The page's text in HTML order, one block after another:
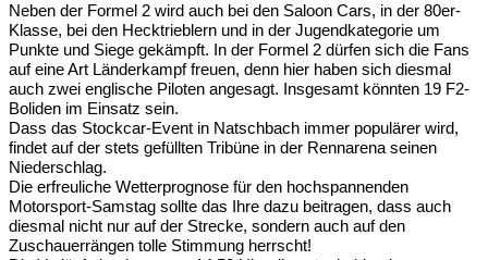
Neben der Formel 2 wird auch bei den Saloon Cars, in der 80er-
Klasse, bei den Hecktrieblern und in der Jugendkategorie um
Punkte und Siege gekämpft. In der Formel 2 dürfen sich die Fans
auf eine Art Länderkampf freuen, denn hier haben sich diesmal
auch zwei englische Piloten angesagt. Insgesamt könnten 19 F2-
Boliden im Einsatz sein.
Dass das Stockcar-Event in Natschbach immer populärer wird,
findet auf der stets gefüllten Tribüne in der Rennarena seinen
Niederschlag.
Die erfreuliche Wetterprognose für den hochspannenden
Motorsport-Samstag sollte das Ihre dazu beitragen, dass auch
diesmal nicht nur auf der Strecke, sondern auch auf den
Zuschauerrängen tolle Stimmung herrscht!